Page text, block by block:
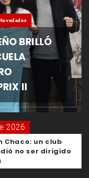
BRILLÓ
II
2026
Chaco: un club
no ser dirigido